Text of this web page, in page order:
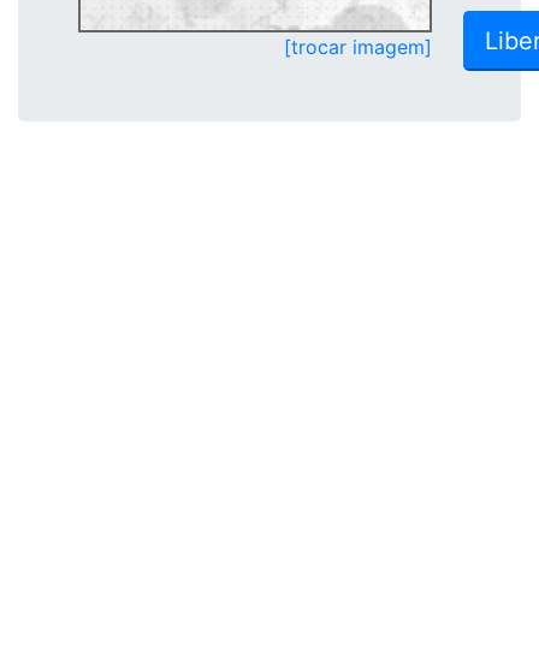
[trocar imagem]